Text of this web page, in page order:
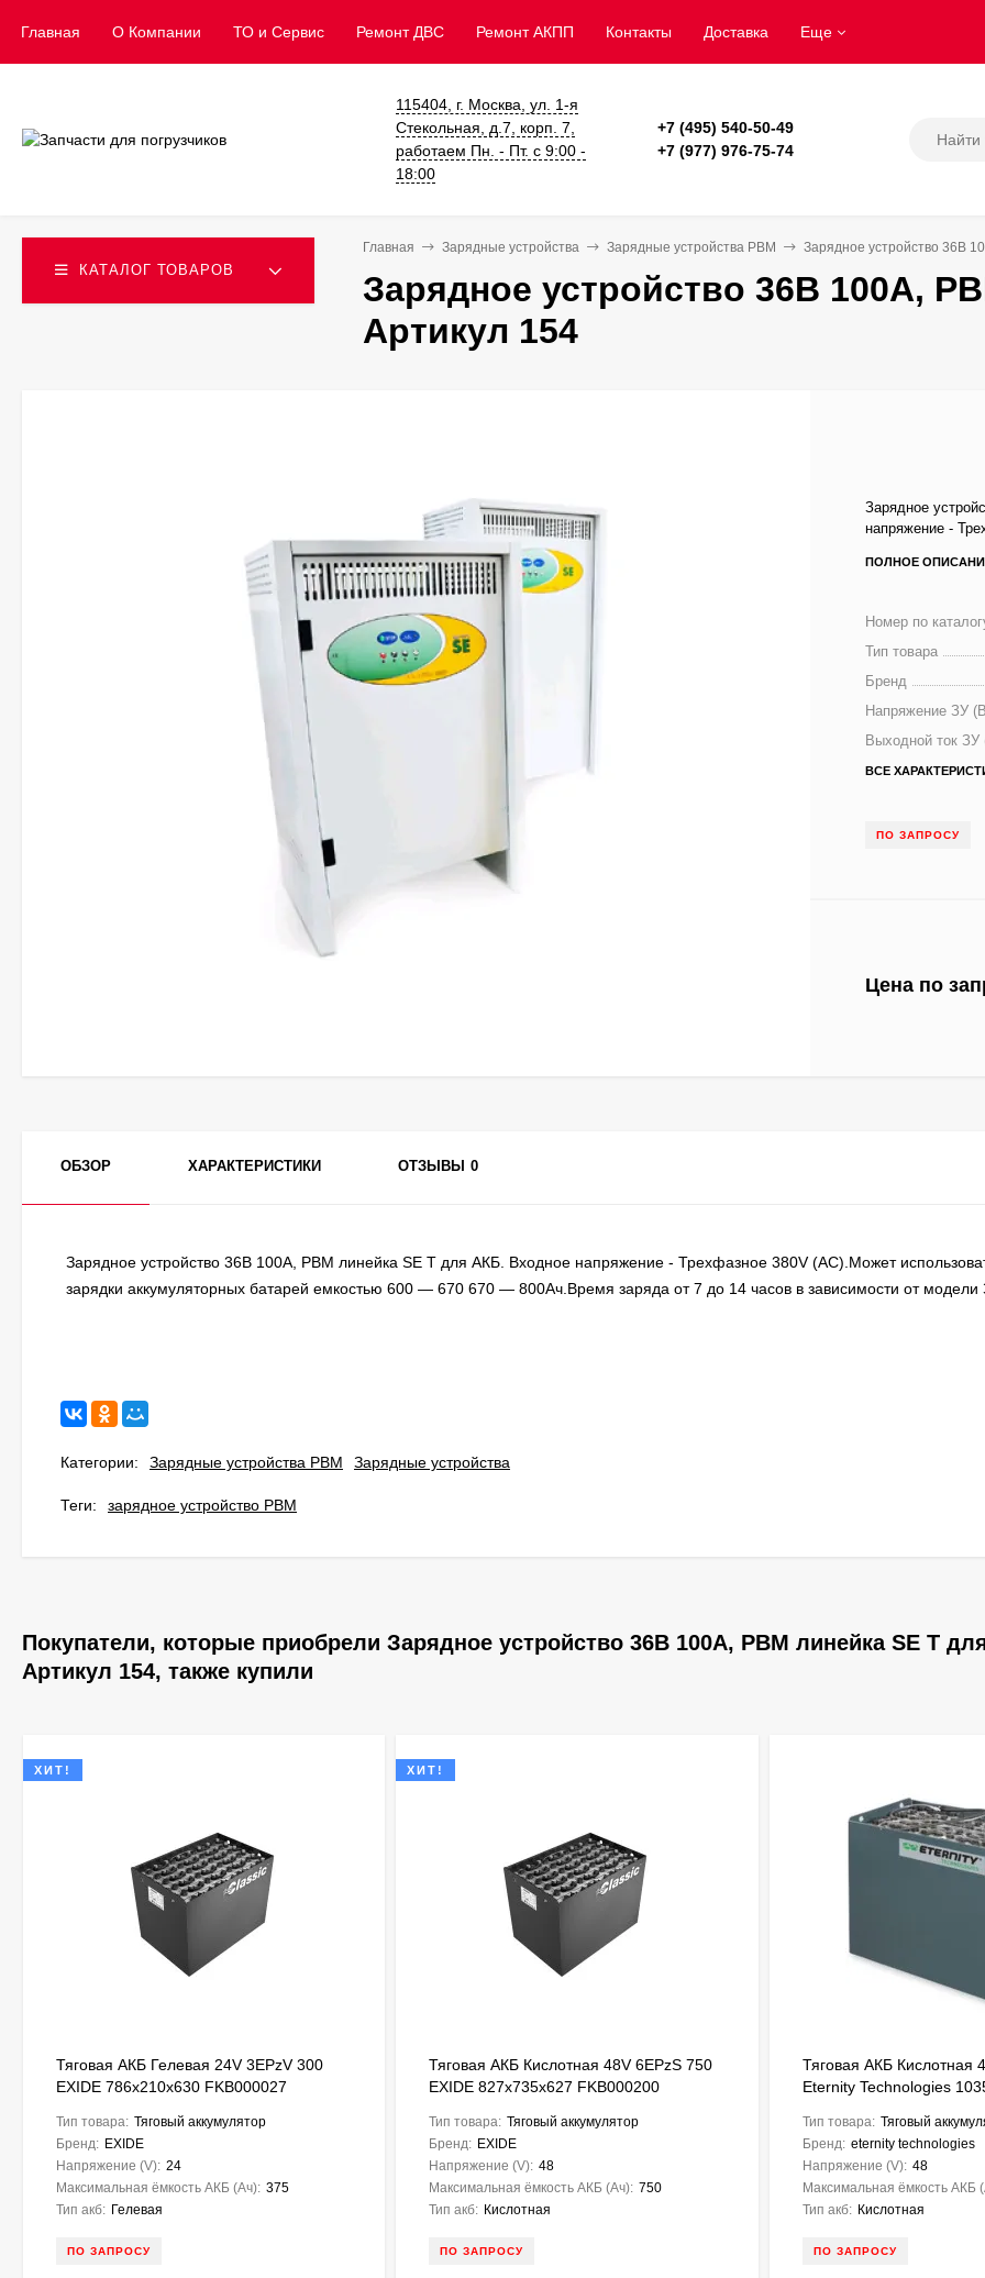
Главная О Компании ТО и Сервис ​Ремонт ДВС Ремонт АКПП Контакты Доставка Еще
115404, г. Москва, ул. 1-я
Стекольная, д.7, корп. 7,
работаем Пн. - Пт. с 9:00 -
18:00
+7 (495) 540-50-49
+7 (977) 976-75-74
КАТАЛОГ ТОВАРОВ
Главная Зарядные устройства Зарядные устройства PBM Зарядное устройство 36В
Зарядное устройство 36В 100А,
Артикул 154
Зарядное
напряжение -
ПОЛНОЕ
Номер по
Тип товара
Бренд
Напряжение ЗУ
Выходной ток ЗУ
ВСЕ
ПО ЗАПРОСУ
Цена по
ОБЗОР ХАРАКТЕРИСТИКИ ОТЗЫВЫ 0
Зарядное устройство 36В 100А, PBM линейка SE T для АКБ. Входное напряжение - Трехфазное 380V (AC).Может
зарядки аккумуляторных батарей емкостью 600 — 670 670 — 800Ач.Время заряда от 7 до 14 часов в зависимости от модели
Категории: Зарядные устройства PBM Зарядные устройства
Теги: зарядное устройство PBM
Покупатели, которые приобрели Зарядное устройство 36В 100А, PBM линейка SE T
Артикул 154, также купили
ХИТ!
Тяговая АКБ Гелевая 24V 3EPzV 300
EXIDE 786х210х630 FKB000027
Тип товара: Тяговый аккумулятор
Бренд: EXIDE
Напряжение (V): 24
Максимальная ёмкость АКБ (Ач): 375
Тип акб: Гелевая
ПО ЗАПРОСУ
ХИТ!
Тяговая АКБ Кислотная 48V 6EPzS 750
EXIDE 827х735х627 FKB000200
Тип товара: Тяговый аккумулятор
Бренд: EXIDE
Напряжение (V): 48
Максимальная ёмкость АКБ (Ач): 750
Тип акб: Кислотная
ПО ЗАПРОСУ
Тяговая АКБ Кислотная
Eternity Technologies
Тип товара: Тяговый
Бренд: eternity technologies
Напряжение (V): 48
Максимальная ёмкость АКБ
Тип акб: Кислотная
ПО ЗАПРОСУ